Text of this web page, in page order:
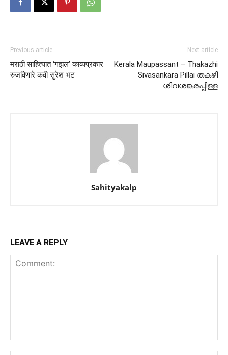
Previous article
मराठी साहित्यात ‘गझल’ काव्यप्रकार
रुजविणारे कवी सुरेश भट
Next article
Kerala Maupassant – Thakazhi
Sivasankara Pillai തകഴി
ശിവശങ്കരപ്പിള്ള
Sahityakalp
LEAVE A REPLY